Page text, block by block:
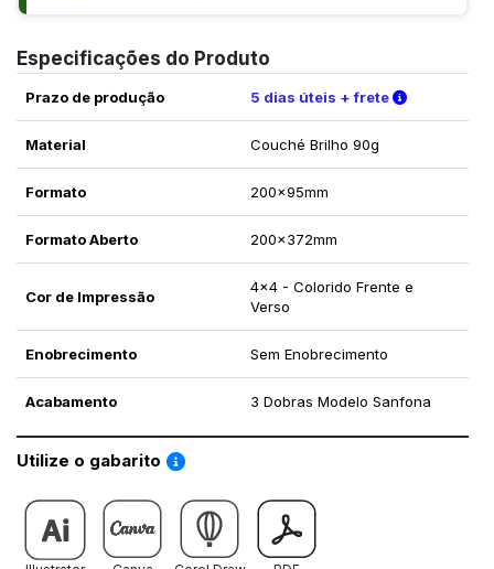
Especificações do Produto
Prazo de produção 5 dias úteis + frete Verifique
Material Couché Brilho 90g
Formato 200x95mm
Formato Aberto 200x372mm
Cor de Impressão
4x4 - Colorido Frente e
Verso
Enobrecimento Sem Enobrecimento
Acabamento 3 Dobras Modelo Sanfona
Utilize o gabarito Saiba como utilizar os nossos gabaritos